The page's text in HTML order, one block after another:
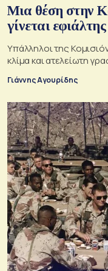
Μια θέση στην
γίνεται εφιάλτης
Υπάλληλοι της
κλίμα και ατελείωτη
Γιάννης Αγουρίδης